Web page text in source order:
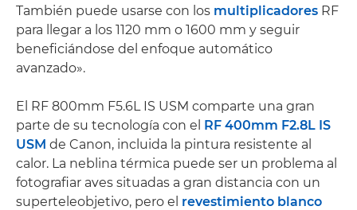
También puede usarse con los multiplicadores RF
para llegar a los 1120 mm o 1600 mm y seguir
beneficiándose del enfoque automático
avanzado».
El RF 800mm F5.6L IS USM comparte una gran
parte de su tecnología con el RF 400mm F2.8L IS
USM de Canon, incluida la pintura resistente al
calor. La neblina térmica puede ser un problema al
fotografiar aves situadas a gran distancia con un
superteleobjetivo, pero el revestimiento blanco